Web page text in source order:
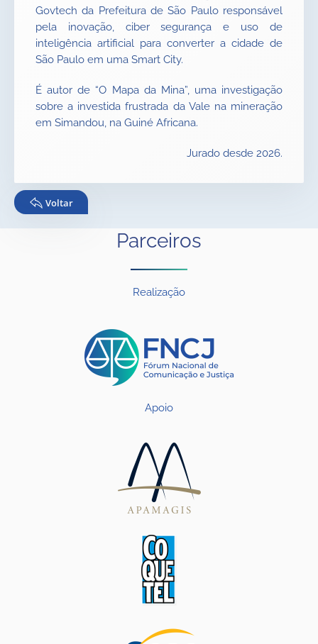
Govtech da Prefeitura de São Paulo responsável
pela inovação, ciber segurança e uso de
inteligência artificial para converter a cidade de
São Paulo em uma Smart City.
É autor de “O Mapa da Mina”, uma investigação
sobre a investida frustrada da Vale na mineração
em Simandou, na Guiné Africana.
Jurado desde 2026.
Voltar
Parceiros
Realização
Apoio